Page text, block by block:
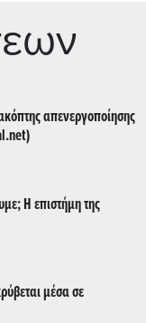
απενεργοποίησης
Η επιστήμη της
μέσα σε